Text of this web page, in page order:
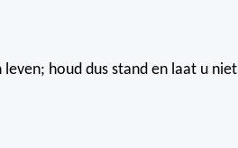
houd dus stand en laat u niet